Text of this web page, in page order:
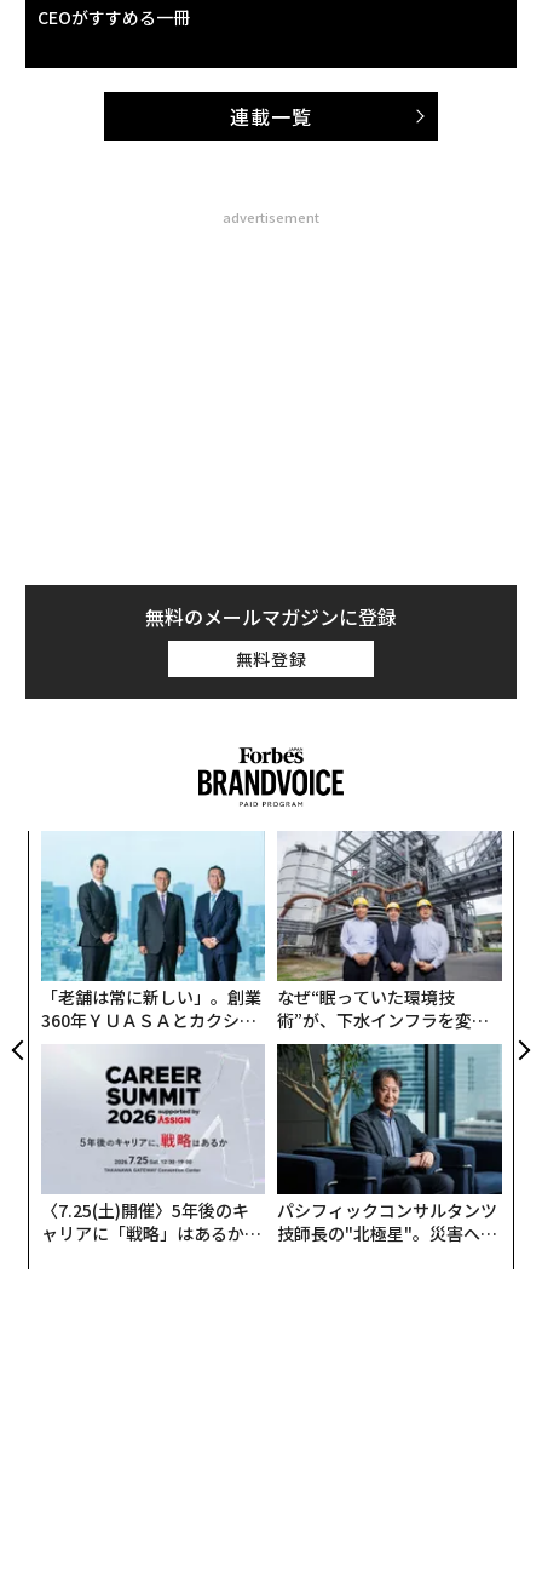
CEOがすすめる一冊
連載一覧
advertisement
無料のメールマガジンに登録
無料登録
「老舗は常に新しい」。創業
360年ＹＵＡＳＡとカクシン
CEO田尻望が語る、AIを超え
る人の価値
なぜ“眠っていた環境技
術”が、下水インフラを変え
たのか──産総研×月島JFE
アクアソリューションの10年
〈7.25(土)開催〉5年後のキ
ャリアに「戦略」はあるか。
パシフィックコンサルタンツ
技師長の"北極星"。災害への